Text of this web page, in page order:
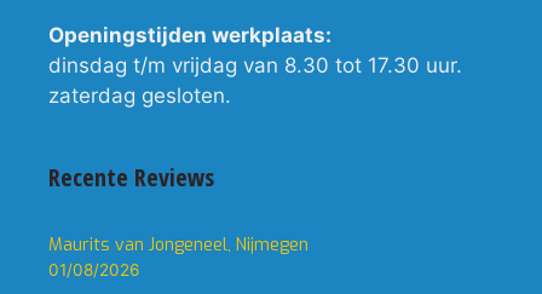
Openingstijden werkplaats:
dinsdag t/m vrijdag van 8.30 tot 17.30 uur.
zaterdag gesloten.
Recente Reviews
Maurits van Jongeneel, Nijmegen
01/08/2026